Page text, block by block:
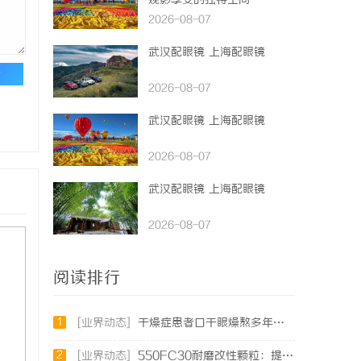
2026-08-07
武汉配眼镜 上海配眼镜
2026-08-07
武汉配眼镜 上海配眼镜
2026-08-07
武汉配眼镜 上海配眼镜
2026-08-07
阅读排行
1 [业界动态] 干燥症患者口干眼燥熬多年，一个周期缓过来？老中医：一张辨证方对症，身体找回津液
2 [业界动态] 550FC30耐磨改性颗粒：提升材料性能的新选择